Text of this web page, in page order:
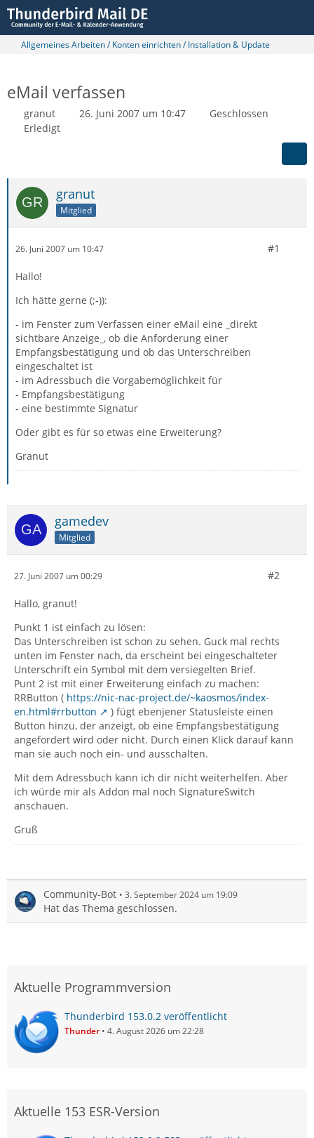
Allgemeines Arbeiten / Konten einrichten / Installation & Update
eMail verfassen
granut 26. Juni 2007 um 10:47
Geschlossen
Erledigt
granut
Mitglied
26. Juni 2007 um 10:47 #1
Hallo!
Ich hätte gerne (;-)):
- im Fenster zum Verfassen einer eMail eine _direkt
sichtbare Anzeige_, ob die Anforderung einer
Empfangsbestätigung und ob das Unterschreiben
eingeschaltet ist
- im Adressbuch die Vorgabemöglichkeit für
- Empfangsbestätigung
- eine bestimmte Signatur
Oder gibt es für so etwas eine Erweiterung?
Granut
gamedev
Mitglied
27. Juni 2007 um 00:29 #2
Hallo, granut!
Punkt 1 ist einfach zu lösen:
Das Unterschreiben ist schon zu sehen. Guck mal rechts
unten im Fenster nach, da erscheint bei eingeschalteter
Unterschrift ein Symbol mit dem versiegelten Brief.
Punt 2 ist mit einer Erweiterung einfach zu machen:
RRButton ( https://nic-nac-project.de/~kaosmos/index-
en.html#rrbutton
) fügt ebenjener Statusleiste einen
Button hinzu, der anzeigt, ob eine Empfangsbestätigung
angefordert wird oder nicht. Durch einen Klick darauf kann
man sie auch noch ein- und ausschalten.
Mit dem Adressbuch kann ich dir nicht weiterhelfen. Aber
ich würde mir als Addon mal noch SignatureSwitch
anschauen.
Gruß
Community-Bot 3. September 2024 um 19:09
Hat das Thema geschlossen.
Aktuelle Programmversion
Thunderbird 153.0.2 veröffentlicht
Thunder 4. August 2026 um 22:28
Aktuelle 153 ESR-Version